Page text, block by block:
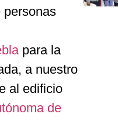
personas
para la
a nuestro
al edificio
de